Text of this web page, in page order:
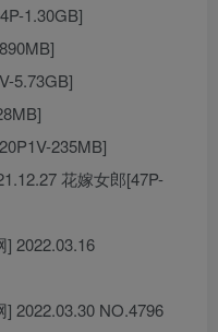
1.30GB]
5.73GB]
235MB]
花嫁女郎[47P-
2022.03.16
2022.03.30 NO.4796